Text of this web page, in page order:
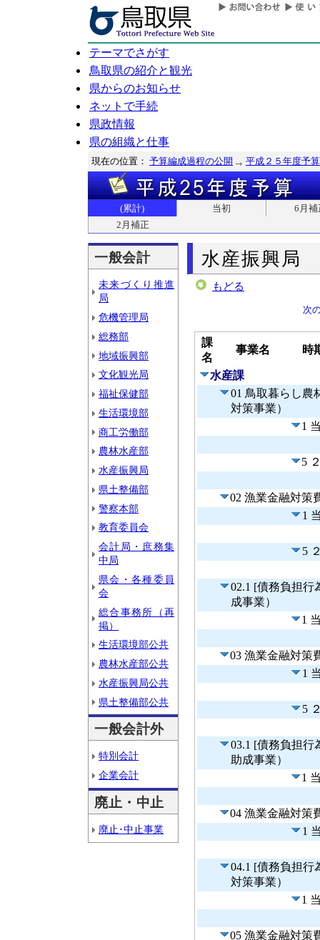
テーマでさがす
鳥取県の紹介と観光
県からのお知らせ
ネットで手続
県政情報
県の組織と仕事
現在の位置： 予算編成過程の公開 平成２５年度予算
(累計) 当初
6月補
2月補正
一般会計
未来づくり推進
局
危機管理局
総務部
地域振興部
文化観光局
福祉保健部
生活環境部
商工労働部
農林水産部
水産振興局
県土整備部
警察本部
教育委員会
会計局・庶務集
中局
県会・各種委員
会
総合事務所（再
掲）
生活環境部公共
農林水産部公共
水産振興局公共
県土整備部公共
一般会計外
特別会計
企業会計
廃止・中止
廃止･中止事業
水産振興局
もどる
次
課
名
事業名 時
水産課
01 鳥取暮らし農
対策事業）
1
5
02 漁業金融対策
1
5
02.1 [債務負担
成事業）
1
03 漁業金融対策
1
5
03.1 [債務負担
助成事業）
1
04 漁業金融対策
1
04.1 [債務負担
対策事業）
1
05 漁業金融対策